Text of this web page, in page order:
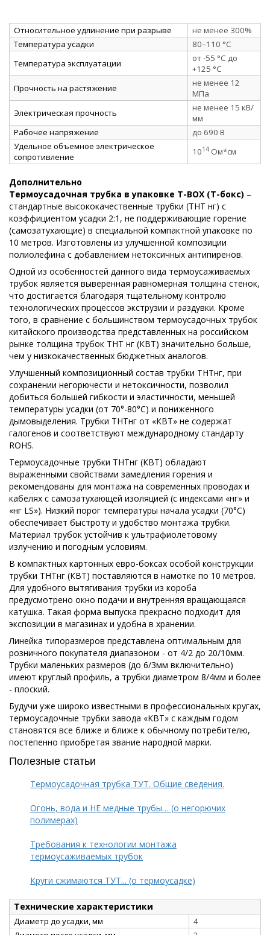
Относительное удлинение при разрыве
не менее 300%
Температура усадки
80–110 °C
Температура эксплуатации
от -55 °C до
+125 °C
Прочность на растяжение
не менее 12
МПа
Электрическая прочность
не менее 15 кВ/
мм
Рабочее напряжение
до 690 В
Удельное объемное электрическое
сопротивление
1014 Ом*см
Дополнительно
Термоусадочная трубка в упаковке Т-ВОХ (Т-бокс) –
стандартные высококачественные трубки (ТНТ нг) с
коэффициентом усадки 2:1, не поддерживающие горение
(самозатухающие) в специальной компактной упаковке по
10 метров. Изготовлены из улучшенной композиции
полиолефина с добавлением нетоксичных антипиренов.
Одной из особенностей данного вида термоусаживаемых
трубок является выверенная равномерная толщина стенок,
что достигается благодаря тщательному контролю
технологических процессов экструзии и раздувки. Кроме
того, в сравнение с большинством термоусадочных трубок
китайского производства представленных на российском
рынке толщина трубок ТНТ нг (КВТ) значительно больше,
чем у низкокачественных бюджетных аналогов.
Улучшенный композиционный состав трубки ТНТнг, при
сохранении негорючести и нетоксичности, позволил
добиться большей гибкости и эластичности, меньшей
температуры усадки (от 70°-80°С) и пониженного
дымовыделения. Трубки ТНТнг от «КВТ» не содержат
галогенов и соответствуют международному стандарту
ROHS.
Термоусадочные трубки ТНТнг (КВТ) обладают
выраженными свойствами замедления горения и
рекомендованы для монтажа на современных проводах и
кабелях с самозатухающей изоляцией (с индексами «нг» и
«нг LS»). Низкий порог температуры начала усадки (70°С)
обеспечивает быстроту и удобство монтажа трубки.
Материал трубок устойчив к ультрафиолетовому
излучению и погодным условиям.
В компактных картонных евро-боксах особой конструкции
трубки ТНТнг (КВТ) поставляются в намотке по 10 метров.
Для удобного вытягивания трубки из короба
предусмотрено окно подачи и внутренняя вращающаяся
катушка. Такая форма выпуска прекрасно подходит для
экспозиции в магазинах и удобна в хранении.
Линейка типоразмеров представлена оптимальным для
розничного покупателя диапазоном - от 4/2 до 20/10мм.
Трубки маленьких размеров (до 6/3мм включительно)
имеют круглый профиль, а трубки диаметром 8/4мм и более
- плоский.
Будучи уже широко известными в профессиональных кругах,
термоусадочные трубки завода «КВТ» с каждым годом
становятся все ближе и ближе к обычному потребителю,
постепенно приобретая звание народной марки.
Полезные статьи
Термоусадочная трубка ТУТ. Общие сведения.
Огонь, вода и НЕ медные трубы… (о негорючих
полимерах)
Требования к технологии монтажа
термоусаживаемых трубок
Круги сжимаются ТУТ... (о термоусадке)
Технические характеристики
Диаметр до усадки, мм
4